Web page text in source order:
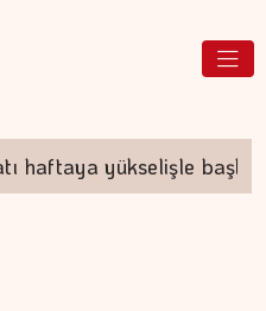
yükselişle başladı